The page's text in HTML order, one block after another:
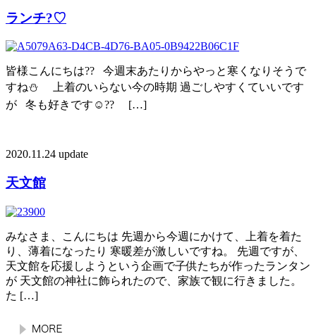
ランチ?♡
皆様こんにちは?? 今週末あたりからやっと寒くなりそうで
すね⛄️ 上着のいらない今の時期 過ごしやすくていいです
が 冬も好きです☺️?? […]
2020.11.24 update
天文館
みなさま、こんにちは 先週から今週にかけて、上着を着た
り、薄着になったり 寒暖差が激しいですね。 先週ですが、
天文館を応援しようという企画で子供たちが作ったランタン
が 天文館の神社に飾られたので、家族で観に行きました。
た […]